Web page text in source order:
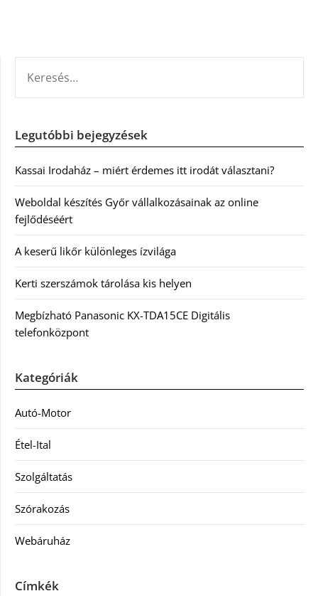
Legutóbbi bejegyzések
Kassai Irodaház – miért érdemes itt irodát választani?
Weboldal készítés Győr vállalkozásainak az online
fejlődéséért
A keserű likőr különleges ízvilága
Kerti szerszámok tárolása kis helyen
Megbízható Panasonic KX-TDA15CE Digitális
telefonközpont
Kategóriák
Autó-Motor
Étel-Ital
Szolgáltatás
Szórakozás
Webáruház
Címkék